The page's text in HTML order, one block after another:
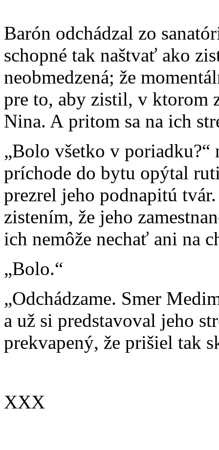
Barón odchádzal zo
schopné tak naštvať ako
neobmedzená; že
pre to, aby zistil, v ktorom
Nina. A pritom sa na ich
„Bolo všetko v poriadku?“
príchode do bytu opýtal
prezrel jeho podnapitú
zistením, že jeho
ich nemôže nechať ani na
„Bolo.“
„Odchádzame. Smer
a už si predstavoval jeho
prekvapený, že prišiel tak
XXX